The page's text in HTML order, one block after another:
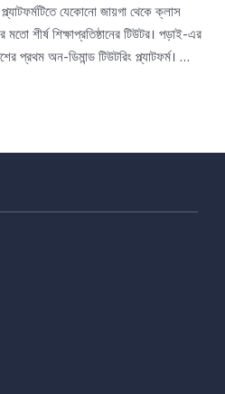
যেকোনো জায়গা থেকে ক্লাস
মতো শীর্ষ শিক্ষাপ্রতিষ্ঠানের টিউটর। পড়াই-এর
প্রথম অন-ডিমান্ড টিউটরিং প্ল্যাটফর্ম। …